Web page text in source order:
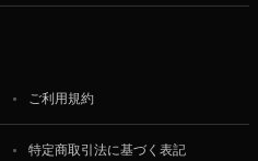
ご利用規約
特定商取引法に基づく表記